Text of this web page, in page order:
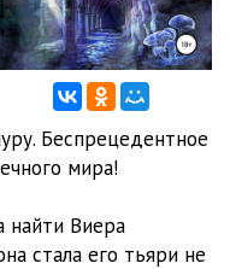
24:42
30:34
24:04
25:57
Беспрецедентное
мира!
найти Виера
стала его тьяри не